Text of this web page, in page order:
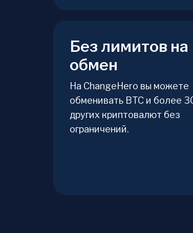
Без лимитов на
обмен
На ChangeHero вы можете
обменивать BTC и более
других криптовалют без
ограничений.